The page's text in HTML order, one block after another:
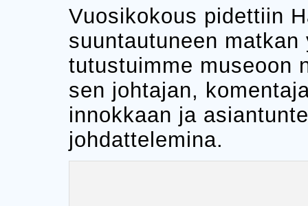
Vuosikokous pidettiin
suuntautuneen
tutustuimme museoon
sen johtajan,
innokkaan ja
johdattelemina.